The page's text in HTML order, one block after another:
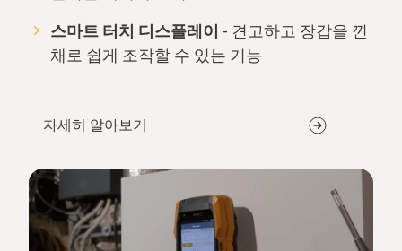
스마트 터치 디스플레이 - 견고하고 장갑을 낀
채로 쉽게 조작할 수 있는 기능
자세히 알아보기